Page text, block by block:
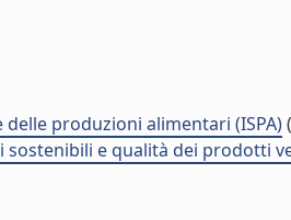
produzioni alimentari (ISPA)
e qualità dei prodotti